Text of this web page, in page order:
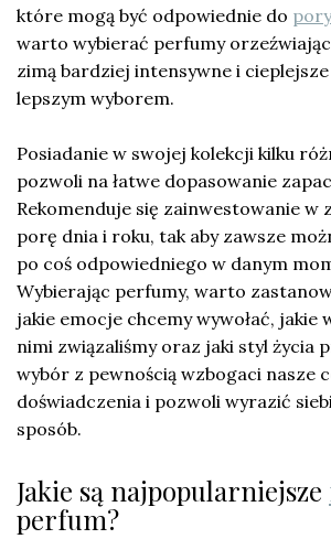
które mogą być odpowiednie do pory
warto wybierać perfumy
zimą bardziej intensywne i
lepszym wyborem.
Posiadanie w swojej kolekcji kilku
pozwoli na łatwe dopasowanie
Rekomenduje się zainwestowanie w
porę dnia i roku, tak aby zawsze
po coś odpowiedniego w danym
Wybierając perfumy, warto
jakie emocje chcemy wywołać, jakie
nimi związaliśmy oraz jaki styl życia
wybór z pewnością wzbogaci nasze
doświadczenia i pozwoli wyrazić
sposób.
Jakie są najpopularniejsze
perfum?